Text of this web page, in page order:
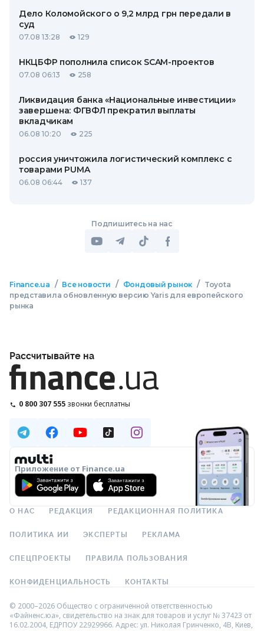
Дело Коломойского о 9,2 млрд грн передали в
суд
07.08 13:28 129
НКЦБФР пополнила список SCAM-проектов
07.08 06:13 258
Ликвидация банка «Национальные инвестиции»
завершена: ФГВФЛ прекратил выплаты
вкладчикам
06.08 10:20 225
россия уничтожила логистический комплекс с
товарами PUMA
06.08 06:44 137
Подпишитесь на нас
Finance.ua / Все новости / Фондовый рынок /
Toyota
представила обновленную версию Yaris для европейского
рынка
Рассчитывайте на
0 800 307 555 звонки бесплатны
Приложение от Finance.ua
О НАС РЕДАКЦИЯ РЕДАКЦИОННАЯ ПОЛИТИКА
ПОЛИТИКА ИИ ЭКСПЕРТЫ РЕКЛАМА
СПЕЦПРОЕКТЫ ПРАВИЛА ПОЛЬЗОВАНИЯ
КОНФИДЕНЦИАЛЬНОСТЬ КОНТАКТЫ
© 2000–2026 Общество с ограниченной ответственностью
«Файненс.юа», свидетельство на знак для товаров и услуг № 37423 от
16.02.2004, ЕДРПОУ 22929966. Адрес: ул. Николая Гринченко, 4В, Киев,